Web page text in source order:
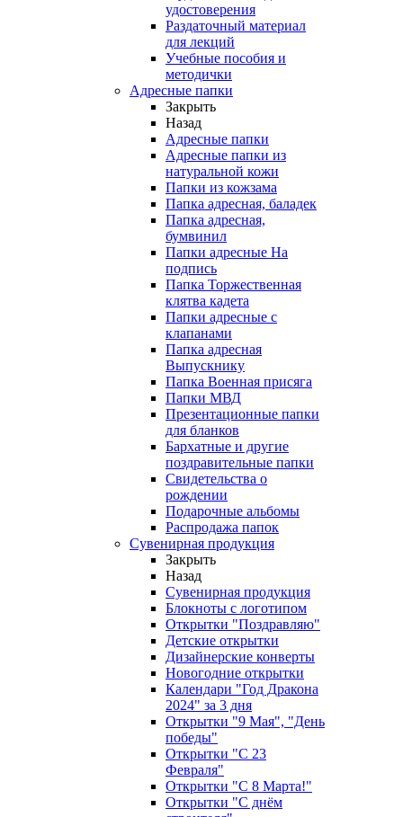
удостоверения
Раздаточный материал
для лекций
Учебные пособия и
методички
Адресные папки
Закрыть
Назад
Адресные папки
Адресные папки из
натуральной кожи
Папки из кожзама
Папка адресная, баладек
Папка адресная,
бумвинил
Папки адресные На
подпись
Папка Торжественная
клятва кадета
Папки адресные с
клапанами
Папка адресная
Выпускнику
Папка Военная присяга
Папки МВД
Презентационные папки
для бланков
Бархатные и другие
поздравительные папки
Свидетельства о
рождении
Подарочные альбомы
Распродажа папок
Сувенирная продукция
Закрыть
Назад
Сувенирная продукция
Блокноты с логотипом
Открытки "Поздравляю"
Детские открытки
Дизайнерские конверты
Новогодние открытки
Календари "Год Дракона
2024" за 3 дня
Открытки "9 Мая", "День
победы"
Открытки "С 23
Февраля"
Открытки "С 8 Марта!"
Открытки "С днём